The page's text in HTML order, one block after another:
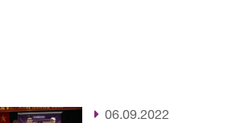
06.09.2022